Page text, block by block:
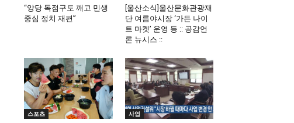
“양당 독점구도 깨고 민생
중심 정치 재편”
[울산소식]울산문화관광재
단 여름야시장 ‘가든 나이
트 마켓’ 운영 등 :: 공감언
론 뉴시스 ::
스포츠 사업